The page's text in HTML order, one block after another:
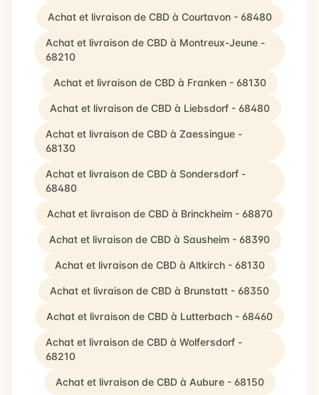
Achat et livraison de CBD à Courtavon - 68480
Achat et livraison de CBD à Montreux-Jeune -
68210
Achat et livraison de CBD à Franken - 68130
Achat et livraison de CBD à Liebsdorf - 68480
Achat et livraison de CBD à Zaessingue -
68130
Achat et livraison de CBD à Sondersdorf -
68480
Achat et livraison de CBD à Brinckheim - 68870
Achat et livraison de CBD à Sausheim - 68390
Achat et livraison de CBD à Altkirch - 68130
Achat et livraison de CBD à Brunstatt - 68350
Achat et livraison de CBD à Lutterbach - 68460
Achat et livraison de CBD à Wolfersdorf -
68210
Achat et livraison de CBD à Aubure - 68150